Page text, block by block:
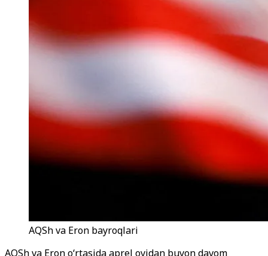
AQSh va Eron bayroqlari
AQSh va Eron o‘rtasida aprel oyidan buyon davom